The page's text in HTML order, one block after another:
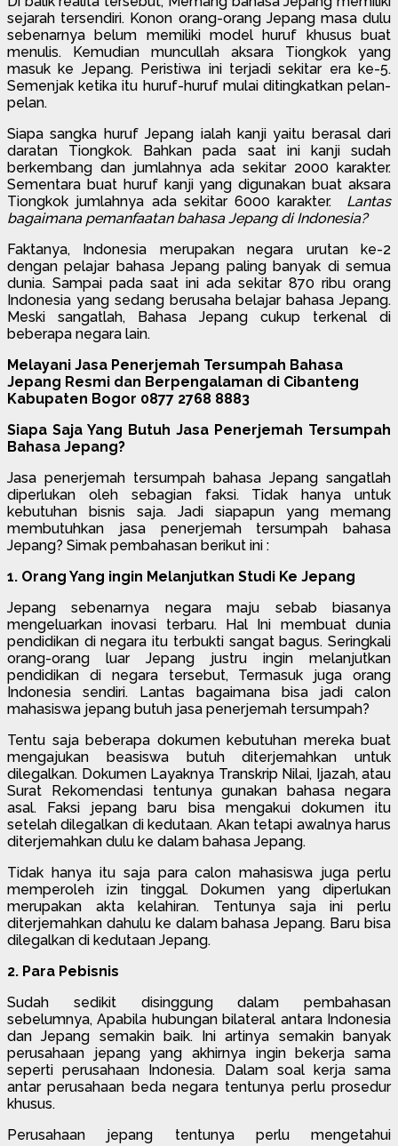
sejarah tersendiri. Konon orang-orang Jepang masa dulu
sebenarnya belum memiliki model huruf khusus buat
menulis. Kemudian muncullah aksara Tiongkok yang
masuk ke Jepang. Peristiwa ini terjadi sekitar era ke-5.
Semenjak ketika itu huruf-huruf mulai ditingkatkan pelan-
pelan.
Siapa sangka huruf Jepang ialah kanji yaitu berasal dari
daratan Tiongkok. Bahkan pada saat ini kanji sudah
berkembang dan jumlahnya ada sekitar 2000 karakter.
Sementara buat huruf kanji yang digunakan buat aksara
Tiongkok jumlahnya ada sekitar 6000 karakter. Lantas
bagaimana pemanfaatan bahasa Jepang di Indonesia?
Faktanya, Indonesia merupakan negara urutan ke-2
dengan pelajar bahasa Jepang paling banyak di semua
dunia. Sampai pada saat ini ada sekitar 870 ribu orang
Indonesia yang sedang berusaha belajar bahasa Jepang.
Meski sangatlah, Bahasa Jepang cukup terkenal di
beberapa negara lain.
Melayani Jasa Penerjemah Tersumpah Bahasa
Jepang Resmi dan Berpengalaman di Cibanteng
Kabupaten Bogor 0877 2768 8883
Siapa Saja Yang Butuh Jasa Penerjemah Tersumpah
Bahasa Jepang?
Jasa penerjemah tersumpah bahasa Jepang sangatlah
diperlukan oleh sebagian faksi. Tidak hanya untuk
kebutuhan bisnis saja. Jadi siapapun yang memang
membutuhkan jasa penerjemah tersumpah bahasa
Jepang? Simak pembahasan berikut ini :
1. Orang Yang ingin Melanjutkan Studi Ke Jepang
Jepang sebenarnya negara maju sebab biasanya
mengeluarkan inovasi terbaru. Hal Ini membuat dunia
pendidikan di negara itu terbukti sangat bagus. Seringkali
orang-orang luar Jepang justru ingin melanjutkan
pendidikan di negara tersebut, Termasuk juga orang
Indonesia sendiri. Lantas bagaimana bisa jadi calon
mahasiswa jepang butuh jasa penerjemah tersumpah?
Tentu saja beberapa dokumen kebutuhan mereka buat
mengajukan beasiswa butuh diterjemahkan untuk
dilegalkan. Dokumen Layaknya Transkrip Nilai, Ijazah, atau
Surat Rekomendasi tentunya gunakan bahasa negara
asal. Faksi jepang baru bisa mengakui dokumen itu
setelah dilegalkan di kedutaan. Akan tetapi awalnya harus
diterjemahkan dulu ke dalam bahasa Jepang.
Tidak hanya itu saja para calon mahasiswa juga perlu
memperoleh izin tinggal. Dokumen yang diperlukan
merupakan akta kelahiran. Tentunya saja ini perlu
diterjemahkan dahulu ke dalam bahasa Jepang. Baru bisa
dilegalkan di kedutaan Jepang.
2. Para Pebisnis
Sudah sedikit disinggung dalam pembahasan
sebelumnya, Apabila hubungan bilateral antara Indonesia
dan Jepang semakin baik. Ini artinya semakin banyak
perusahaan jepang yang akhirnya ingin bekerja sama
seperti perusahaan Indonesia. Dalam soal kerja sama
antar perusahaan beda negara tentunya perlu prosedur
khusus.
Perusahaan jepang tentunya perlu mengetahui